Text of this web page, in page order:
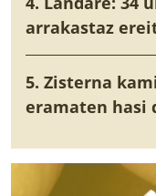
arrakastaz
5. Zisterna
eramaten hasi